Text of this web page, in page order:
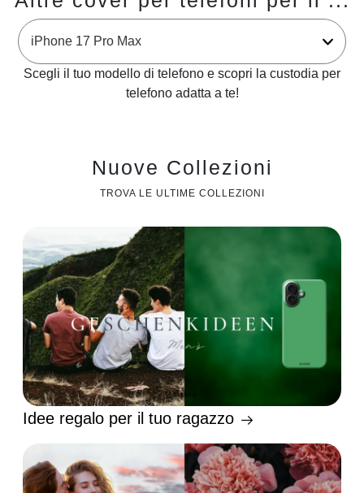
Scegli il tuo modello di telefono e scopri la custodia per
telefono adatta a te!
Nuove Collezioni
TROVA LE ULTIME COLLEZIONI
Idee regalo per il tuo ragazzo